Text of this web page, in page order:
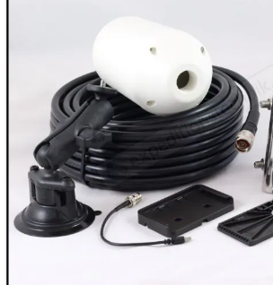
Kurze Zusammenfassung
Fest-Installationskit für Iridium GO! 9560
Maritime Nutzung
319,99 €
Inkl. 19% Steuern ,
exkl.Versandkosten
Lieferzeit: auf Lager